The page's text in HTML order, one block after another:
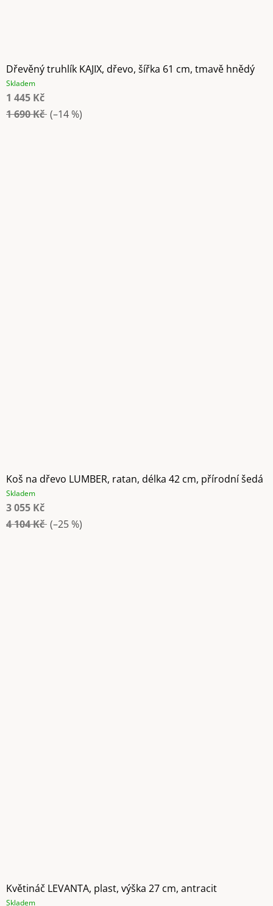
Dřevěný truhlík KAJIX, dřevo, šířka 61 cm, tmavě hnědý
Skladem
1 445 Kč
1 690 Kč (–14 %)
Koš na dřevo LUMBER, ratan, délka 42 cm, přírodní šedá
Skladem
3 055 Kč
4 104 Kč (–25 %)
Květináč LEVANTA, plast, výška 27 cm, antracit
Skladem